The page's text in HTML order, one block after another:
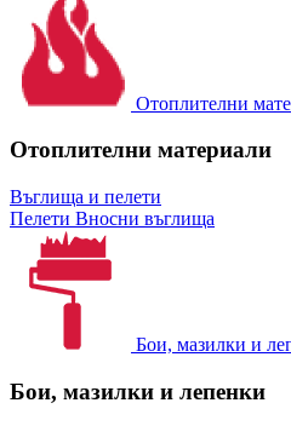
Отоплителни
Отоплителни материали
Въглища и пелети
Пелети Вносни въглища
Бои, мазилки и
Бои, мазилки и лепенки